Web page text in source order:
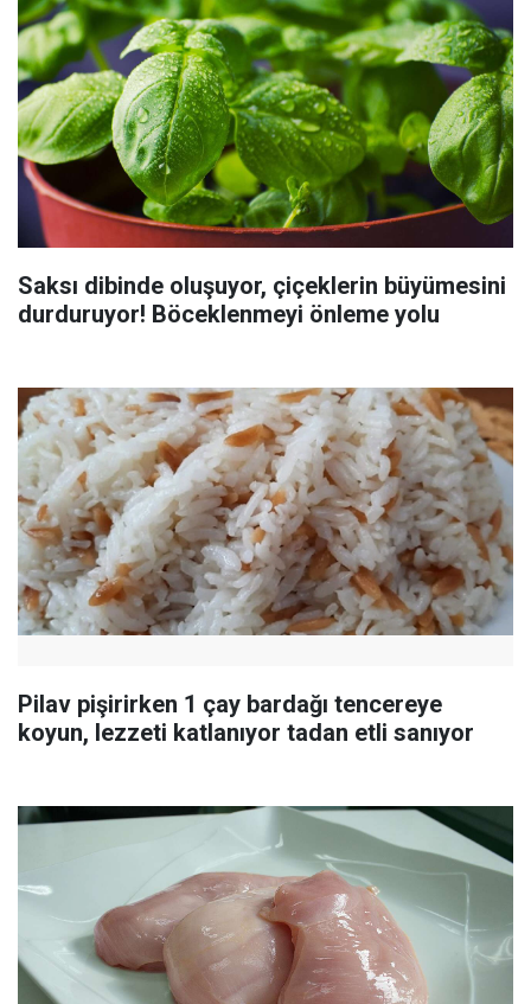
Saksı dibinde oluşuyor, çiçeklerin büyümesini
durduruyor! Böceklenmeyi önleme yolu
Pilav pişirirken 1 çay bardağı tencereye
koyun, lezzeti katlanıyor tadan etli sanıyor